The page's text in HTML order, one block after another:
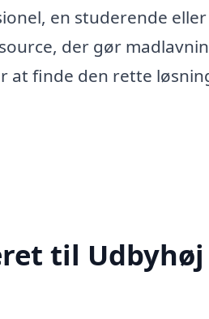
en studerende
der gør
at finde den rette
til Udbyhøj